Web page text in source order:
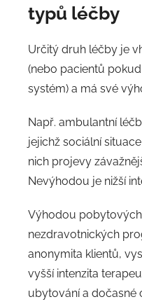
typů léčby
Určitý druh léčby je
(nebo pacientů
systém) a má své
Např. ambulantní
jejichž sociální
nich projevy
Nevýhodou je nižší
Výhodou
nezdravotnických
anonymita klientů,
vyšší intenzita
ubytování a dočasné